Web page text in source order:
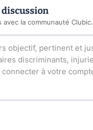
avec la communauté Clubic.